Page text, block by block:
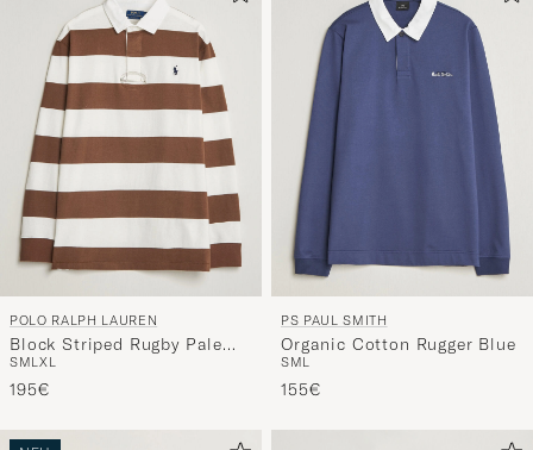
POLO RALPH LAUREN
Block Striped Rugby Pale
Russet/Trophy Cream
SMLXL
195€
PS PAUL SMITH
Organic Cotton Rugger Blue
SML
155€